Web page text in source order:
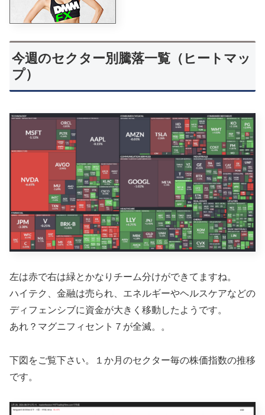
今週のセクター別騰落一覧（ヒートマッ
プ）
左は赤で右は緑とかなりチーム分けができてますね。
ハイテク、金融は売られ、エネルギーやヘルスケアなどの
ディフェンシブに資金が大きく移動したようです。
あれ？マグニフィセント７が全滅。。
下図をご覧下さい。１か月のセクター毎の株価指数の推移
です。